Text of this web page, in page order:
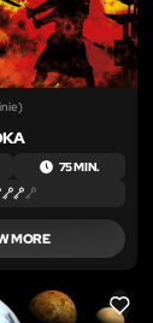
75 MIN.
MORE
LIKE